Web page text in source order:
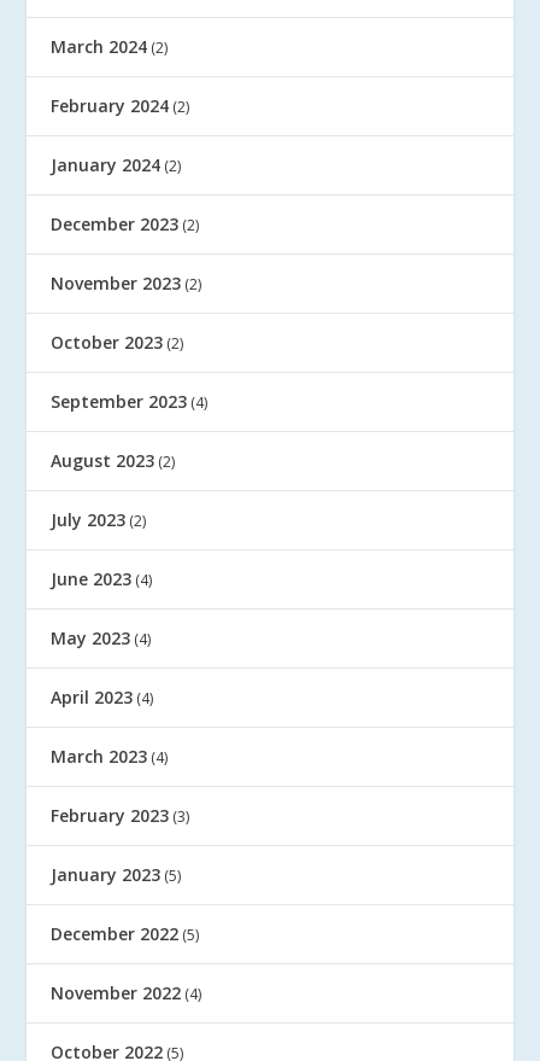
March 2024 (2)
February 2024 (2)
January 2024 (2)
December 2023 (2)
November 2023 (2)
October 2023 (2)
September 2023 (4)
August 2023 (2)
July 2023 (2)
June 2023 (4)
May 2023 (4)
April 2023 (4)
March 2023 (4)
February 2023 (3)
January 2023 (5)
December 2022 (5)
November 2022 (4)
October 2022 (5)